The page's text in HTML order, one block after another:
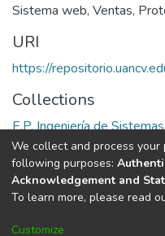
Sistema web, Ventas,
URI
https://
Collections
E.P. Ingeniería de Sistemas
Full item page
DSpace software
Cookie
We collect and process
following purposes:
Acknowledgement and
To learn more, please read
Customize